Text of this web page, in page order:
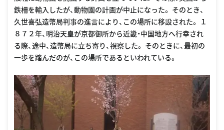
鉄柵を輸入したが、動物園の計画が中止になった。 そのとき、
久世喜弘造幣局判事の進言により、この場所に移設された。 １
８７２年、明治天皇が京都御所から近畿・中国地方へ行幸され
る際、途中、造幣局に立ち寄り、視察した。 そのときに、最初の
一歩を踏んだのが、この場所であるといわれている。